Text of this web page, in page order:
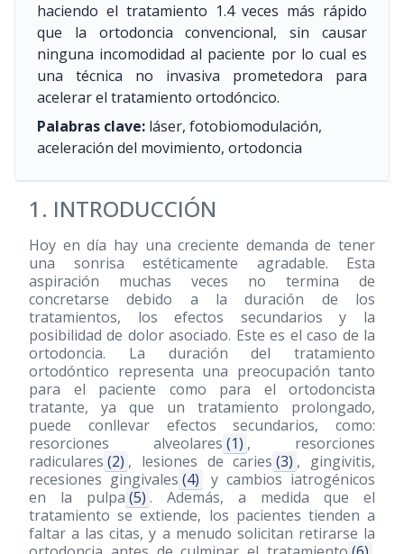
haciendo el tratamiento 1.4 veces más rápido
que la ortodoncia convencional, sin causar
ninguna incomodidad al paciente por lo cual es
una técnica no invasiva prometedora para
acelerar el tratamiento ortodóncico.
Palabras clave: láser, fotobiomodulación,
aceleración del movimiento, ortodoncia
1. INTRODUCCIÓN
Hoy en día hay una creciente demanda de tener
una sonrisa estéticamente agradable. Esta
aspiración muchas veces no termina de
concretarse debido a la duración de los
tratamientos, los efectos secundarios y la
posibilidad de dolor asociado. Este es el caso de la
ortodoncia. La duración del tratamiento
ortodóntico representa una preocupación tanto
para el paciente como para el ortodoncista
tratante, ya que un tratamiento prolongado,
puede conllevar efectos secundarios, como:
resorciones alveolares (1) , resorciones
radiculares (2) , lesiones de caries (3) , gingivitis,
recesiones gingivales (4)
y cambios iatrogénicos
en la pulpa (5) . Además, a medida que el
tratamiento se extiende, los pacientes tienden a
faltar a las citas, y a menudo solicitan retirarse la